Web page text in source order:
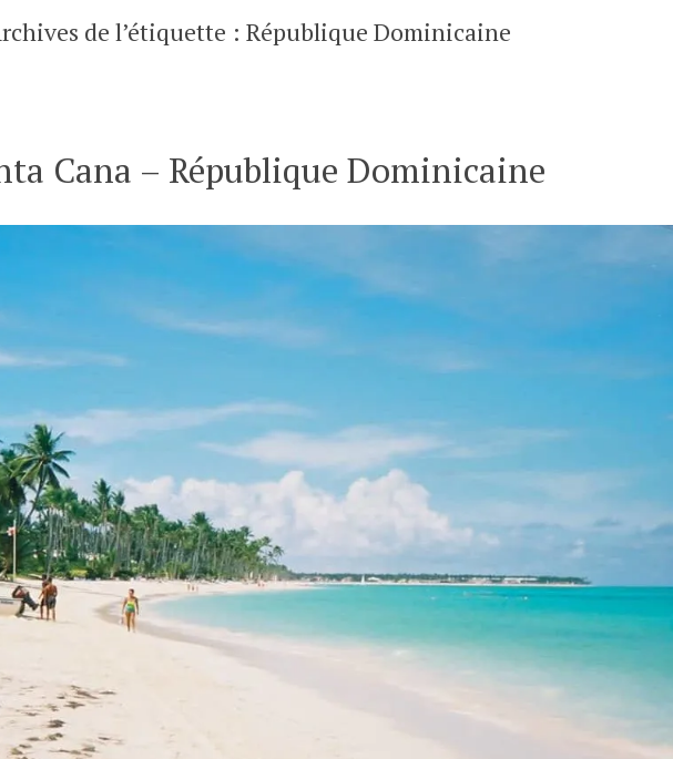
de l’étiquette : République Dominicaine
Cana – République Dominicaine